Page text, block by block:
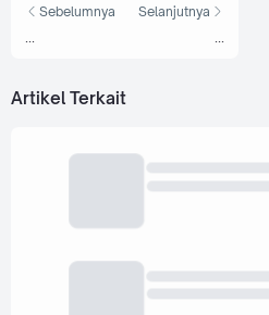
Sebelumnya
...
Selanjutnya
...
Artikel Terkait